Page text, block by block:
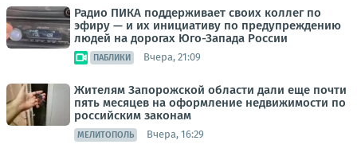
Радио ПИКА поддерживает своих коллег по
эфиру — и их инициативу по предупреждению
людей на дорогах Юго-Запада России
ПАБЛИКИ Вчера, 21:09
Жителям Запорожской области дали еще почти
пять месяцев на оформление недвижимости по
российским законам
МЕЛИТОПОЛЬ Вчера, 16:29